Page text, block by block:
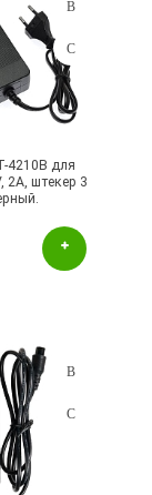
4210B для
2A, штекер 3